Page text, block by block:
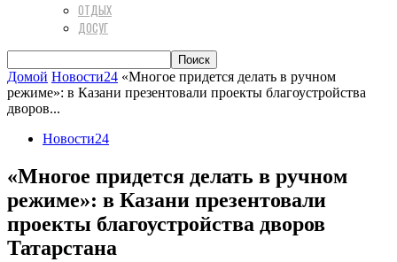
ОТДЫХ
ДОСУГ
Домой Новости24 «Многое придется делать в ручном
режиме»: в Казани презентовали проекты благоустройства
дворов...
Новости24
«Многое придется делать в ручном
режиме»: в Казани презентовали
проекты благоустройства дворов
Татарстана